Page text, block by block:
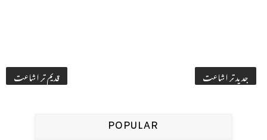
جدید تر اشاعت قدیم تر اشاعت
POPULAR